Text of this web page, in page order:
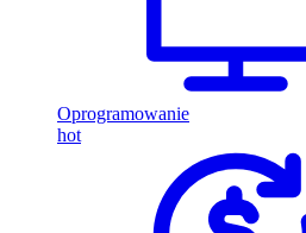
Oprogramowanie
hot